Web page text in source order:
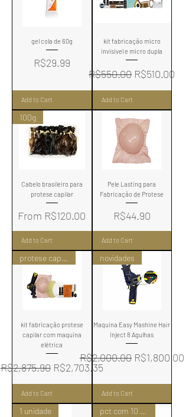
gel cola de 60g
Price
R$29.99
Add to Cart
kit fabricação micro
invisivel e micro dupla
Regular Price
R$550.00 Sale Price
R$510.00
Add to Cart
100g
Cabelo brasileiro para
protese capilar
From R$120.00
Sale Price
Add to Cart
Pele Lasting para
Fabricação de Protese
Price
R$44.90
Add to Cart
protese capilar
kit fabricação protese
capilar com maquina
elétrica
Regular Price
R$2,875.90 Sale Price
R$2,703.35
Add to Cart
novidades
Maquina Easy Mashine Hair
Inject 8 Agulhas
Regular Price
R$2,000.00 Sale Price
R$1,800.00
Add to Cart
1 unidade pct com 10 uni